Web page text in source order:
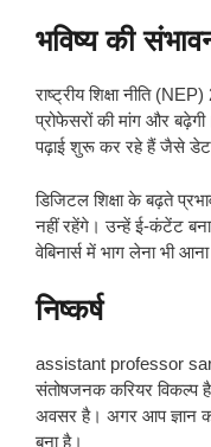
भविष्य की
राष्ट्रीय शिक्षा नीति
प्रोफेसरों की मांग और
पढ़ाई शुरू कर रहे हैं जैसे
डिजिटल शिक्षा के बढ़ते
नहीं रहेंगे। उन्हें ई-कंटेंट
वेबिनार्स में भाग लेना भी आना
निष्कर्ष
assistant professor
संतोषजनक करियर विकल्प
अवसर है। अगर आप ज्ञान
बना है।